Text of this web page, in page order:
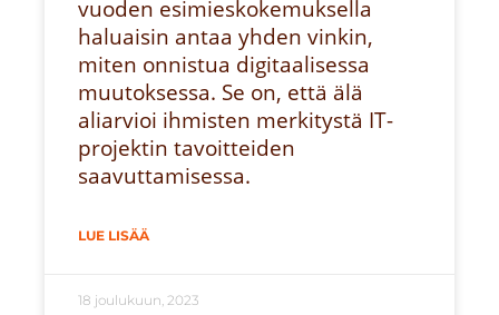
vuoden esimieskokemuksella
haluaisin antaa yhden vinkin,
miten onnistua digitaalisessa
muutoksessa. Se on, että älä
aliarvioi ihmisten merkitystä IT-
projektin tavoitteiden
saavuttamisessa.
LUE LISÄÄ
18 joulukuun, 2023